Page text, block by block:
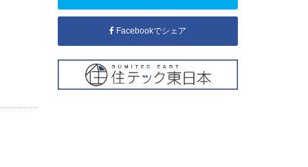
Facebookでシェア